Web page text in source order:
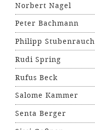
Norbert Nagel
Peter Bachmann
Philipp Stubenrauch
Rudi Spring
Rufus Beck
Salome Kammer
Senta Berger